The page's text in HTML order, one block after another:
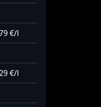
€/l
€/l